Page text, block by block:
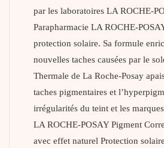
par les laboratoires LA ROCHE-
Parapharmacie LA ROCHE-
protection solaire. Sa formule
nouvelles taches causées par le
Thermale de La Roche-Posay
taches pigmentaires et
irrégularités du teint et les
LA ROCHE-POSAY Pigment
avec effet naturel Protection